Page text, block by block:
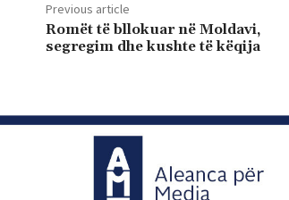
Previous article
Romët të bllokuar në Moldavi,
segregim dhe kushte të këqija